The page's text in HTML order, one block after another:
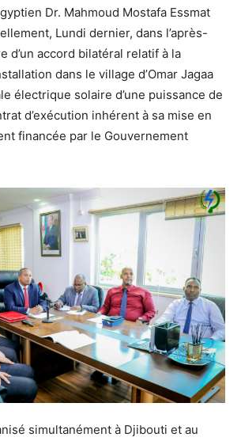
Dr. Mahmoud Mostafa Essmat
Lundi dernier, dans l’après-
d’un accord bilatéral relatif à la
dans le village d’Omar Jagaa
électrique solaire d’une puissance de
d’exécution inhérent à sa mise en
financée par le Gouvernement
simultanément à Djibouti et au